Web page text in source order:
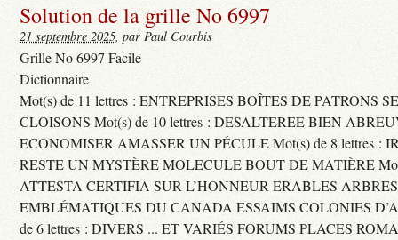
Solution de la grille No 6997
21 septembre 2025, par Paul Courbis
Grille No 6997 Facile
Dictionnaire
Mot(s) de 11 lettres : ENTREPRISES BOÎTES DE PATRONS
CLOISONS Mot(s) de 10 lettres : DESALTEREE BIEN
ECONOMISER AMASSER UN PÉCULE Mot(s) de 8 lettres :
RESTE UN MYSTÈRE MOLECULE BOUT DE MATIÈRE
ATTESTA CERTIFIA SUR L’HONNEUR ERABLES ARBRES
EMBLÉMATIQUES DU CANADA ESSAIMS COLONIES
de 6 lettres : DIVERS ... ET VARIÉS FORUMS PLACES